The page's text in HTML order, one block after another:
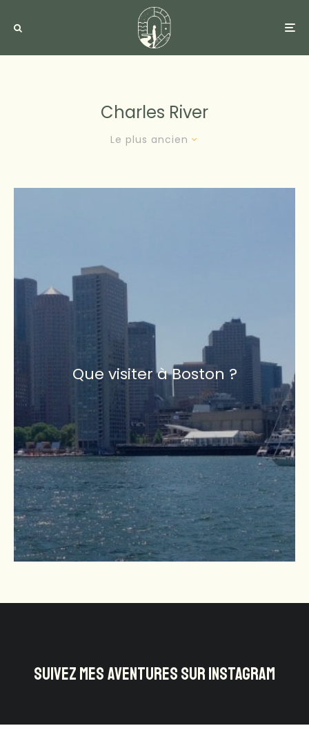
Charles River
Le plus ancien
Que visiter à Boston ?
SUIVEZ MES AVENTURES SUR INSTAGRAM